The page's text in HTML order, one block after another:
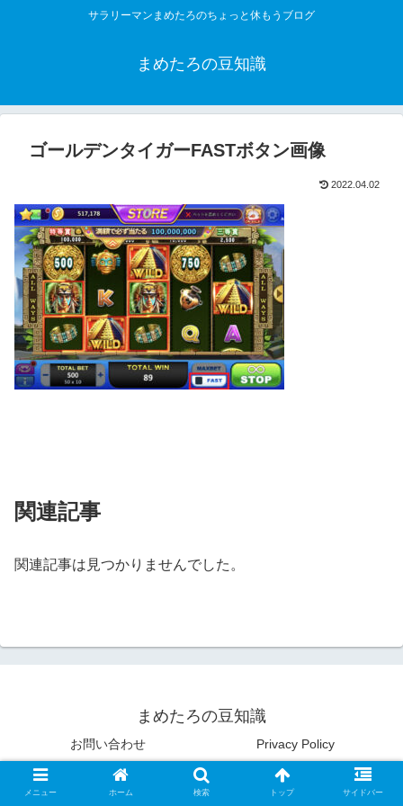
サラリーマンまめたろのちょっと休もうブログ
まめたろの豆知識
ゴールデンタイガーFASTボタン画像
2022.04.02
関連記事
関連記事は見つかりませんでした。
まめたろの豆知識
お問い合わせ Privacy Policy
© 2020 まめたろの豆知識.
メニュー ホーム 検索 トップ サイドバー